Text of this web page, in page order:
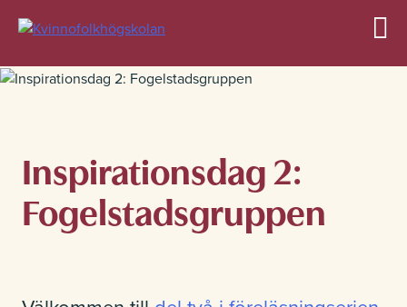
Profilkurser
Inspirationsdag 2:
Fogelstadsgruppen